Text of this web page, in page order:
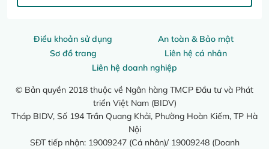
Điều khoản sử dụng
An toàn & Bảo mật
Sơ đồ trang
Liên hệ cá nhân
Liên hệ doanh nghiệp
© Bản quyền 2018 thuộc về Ngân hàng TMCP Đầu tư và Phát
triển Việt Nam (BIDV)
Tháp BIDV, Số 194 Trần Quang Khải, Phường Hoàn Kiếm, TP Hà
Nội
SĐT tiếp nhận: 19009247 (Cá nhân)/ 19009248 (Doanh